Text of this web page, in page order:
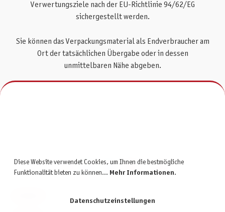
Verwertungsziele nach der EU-Richtlinie 94/62/EG
sichergestellt werden.
Sie können das Verpackungsmaterial als Endverbraucher am
Ort der tatsächlichen Übergabe oder in dessen
unmittelbaren Nähe abgeben.
Diese Website verwendet Cookies, um Ihnen die bestmögliche
Funktionalität bieten zu können... Mehr Informationen.
Datenschutzeinstellungen